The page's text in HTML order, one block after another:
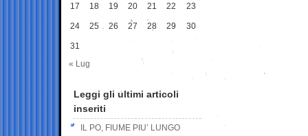
17 18 19 20 21 22 23
24 25 26 27 28 29 30
31
« Lug
Leggi gli ultimi articoli
inseriti
IL PO, FIUME PIU’ LUNGO